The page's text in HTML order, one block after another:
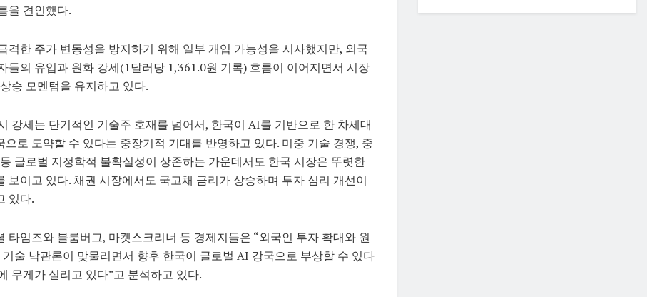
을 견인했다.
격한 주가 변동성을 방지하기 위해 일부 개입 가능성을 시사했지만, 외국
들의 유입과 원화 강세(1달러당 1,361.0원 기록) 흐름이 이어지면서 시장
승 모멘텀을 유지하고 있다.
강세는 단기적인 기술주 호재를 넘어서, 한국이 AI를 기반으로 한 차세대
으로 도약할 수 있다는 중장기적 기대를 반영하고 있다. 미중 기술 경쟁, 중
글로벌 지정학적 불확실성이 상존하는 가운데서도 한국 시장은 뚜렷한
보이고 있다. 채권 시장에서도 국고채 금리가 상승하며 투자 심리 개선이
있다.
타임즈와 블룸버그, 마켓스크리너 등 경제지들은 “외국인 투자 확대와 원
기술 낙관론이 맞물리면서 향후 한국이 글로벌 AI 강국으로 부상할 수 있다
무게가 실리고 있다”고 분석하고 있다.